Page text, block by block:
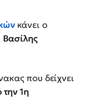
κάνει ο
Βασίλης
που δείχνει
1η